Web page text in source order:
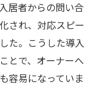
ステム導入術
築に与える影
居者からの問い合
され、対応スピー
た。こうした導入
とで、オーナーへ
容易になっていま